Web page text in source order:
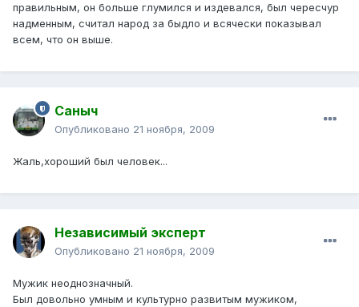
правильным, он больше глумился и издевался, был чересчур
надменным, считал народ за быдло и всячески показывал
всем, что он выше.
Саныч
Опубликовано 21 ноября, 2009
Жаль,хороший был человек...
Независимый эксперт
Опубликовано 21 ноября, 2009
Мужик неоднозначный.
Был довольно умным и культурно развитым мужиком,